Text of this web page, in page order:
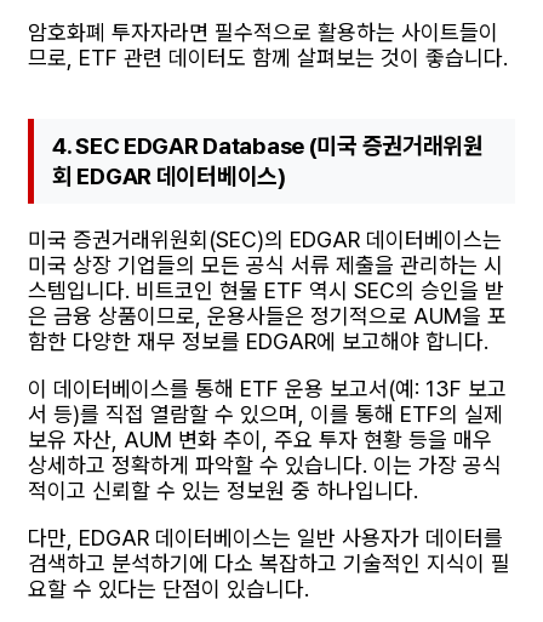
암호화폐 투자자라면 필수적으로 활용하는 사이트들이
므로, ETF 관련 데이터도 함께 살펴보는 것이 좋습니다.
4. SEC EDGAR Database (미국 증권거래위원
회 EDGAR 데이터베이스)
미국 증권거래위원회(SEC)의 EDGAR 데이터베이스는
미국 상장 기업들의 모든 공식 서류 제출을 관리하는 시
스템입니다. 비트코인 현물 ETF 역시 SEC의 승인을 받
은 금융 상품이므로, 운용사들은 정기적으로 AUM을 포
함한 다양한 재무 정보를 EDGAR에 보고해야 합니다.
이 데이터베이스를 통해 ETF 운용 보고서(예: 13F 보고
서 등)를 직접 열람할 수 있으며, 이를 통해 ETF의 실제
보유 자산, AUM 변화 추이, 주요 투자 현황 등을 매우
상세하고 정확하게 파악할 수 있습니다. 이는 가장 공식
적이고 신뢰할 수 있는 정보원 중 하나입니다.
다만, EDGAR 데이터베이스는 일반 사용자가 데이터를
검색하고 분석하기에 다소 복잡하고 기술적인 지식이 필
요할 수 있다는 단점이 있습니다.